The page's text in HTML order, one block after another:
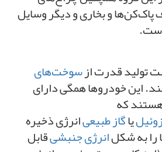
پاک‌کن‌ها و بخاری و دیگر وسایل
تولید قدرت ازسوخت‌های
این خودروها همگی دارای
که
یاگاز طبیعیانرژی ذخیره
به شکلانرژی جنبشیقابل